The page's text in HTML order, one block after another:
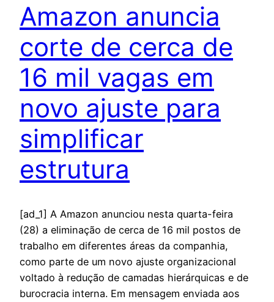
Amazon anuncia
corte de cerca de
16 mil vagas em
novo ajuste para
simplificar
estrutura
[ad_1] A Amazon anunciou nesta quarta-feira
(28) a eliminação de cerca de 16 mil postos de
trabalho em diferentes áreas da companhia,
como parte de um novo ajuste organizacional
voltado à redução de camadas hierárquicas e de
burocracia interna. Em mensagem enviada aos